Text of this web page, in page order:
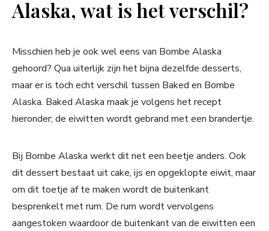
Alaska, wat is het verschil?
Misschien heb je ook wel eens van Bombe Alaska
gehoord? Qua uiterlijk zijn het bijna dezelfde desserts,
maar er is toch echt verschil tussen Baked en Bombe
Alaska. Baked Alaska maak je volgens het recept
hieronder; de eiwitten wordt gebrand met een brandertje.
Bij Bombe Alaska werkt dit net een beetje anders. Ook
dit dessert bestaat uit cake, ijs en opgeklopte eiwit, maar
om dit toetje af te maken wordt de buitenkant
besprenkelt met rum. De rum wordt vervolgens
aangestoken waardoor de buitenkant van de eiwitten een